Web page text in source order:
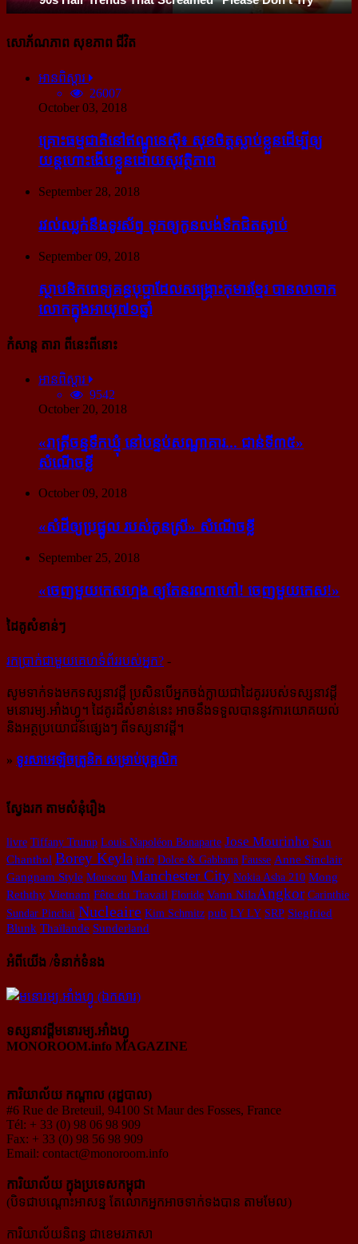
សោភ័ណភាព សុខភាព ជីវិត
អានពិស្ដារ
26007
October 03, 2018
គ្រោះធម្មជាតិនៅឥណ្ឌូនេស៊ី៖ សុខចិត្ត​ស្លាប់​ខ្លួន​ដើម្បី​ឲ្យ​
យន្ដហោះ​ងើប​ខ្លួន​ដោយ​សុវត្ថិភាព
September 28, 2018
រវល់​ឈ្លក់​នឹង​ទូរស័ព្ទ ទុក​ឲ្យ​កូន​លង់​ទឹក​ជិត​ស្លាប់
September 09, 2018
ស្ថាបនិក​ពេទ្យ​គន្ធបុប្ផា​ដែល​សង្គ្រោះ​កុមារ​ខ្មែរ​ បាន​លាចាក​
លោក​ក្នុង​អាយុ​៧១ឆ្នាំ
កំសាន្ដ តារា ពីនេះពីនោះ
អានពិស្ដារ
9542
October 20, 2018
«រាត្រីចន្ទទឹកឃ្មុំ នៅបន្ទប់សណ្ឋាគារ... ជាន់ទី៣៥»
សំណើចខ្លី
October 09, 2018
«សំដី​ឲ្យ​ប្រផ្នូល របស់​កូនស្រី» សំណើចខ្លី
September 25, 2018
«ចេញ​មួយ​កេស​ហ្មង ឲ្យ​តែ​នរណា​ហៅ! ចេញ​មួយ​កេស!»
ដៃគូសំខាន់ៗ
រក​​ប្រាក់​​ជា​​មួយ​​គេហទំព័រ​​របស់​​អ្នក? -
សូម​ទាក់ទង​មក​ទស្សនាវដ្ដី ប្រសិន​បើ​អ្នក​ចង់​ក្លាយ​ជា​ដៃគូរ​របស់​ទស្សនាវដ្ដី​
មនោរម្យ.អាំងហ្វូ។ ដៃ​គូរ​ដ៏​សំខាន់​នេះ អាច​នឹង​ទទួល​បាន​នូវ​ការ​យោគយល់
និង​អត្ថ​ប្រយោជន៍​ផ្សេងៗ ពីទស្សនាវដ្ដី។
» ទូរសាអេឡិចត្រូនិក សម្រាប់បុគ្គលិក
ស្វែងរក តាមសំនុំរឿង
livre Tiffany Trump Louis Napoléon Bonaparte Jose Mourinho Sun
Chanthol Borey Keyla info Dolce & Gabbana Fausse Anne Sinclair
Gangnam Style Mouscou Manchester City Nokia Asha 210 Mong
Reththy Vietnam Fête du Travail Floride Vann Nila​Angkor Carinthie
Sundar Pinchai Nucleaire Kim Schmitz pub LY LY SRP Siegfried
Blunk Thaïlande Sunderland
អំពីយើង /ទំនាក់ទំនង
ទស្សនាវដ្ដីមនោរម្យ.អាំងហ្វូ
MONOROOM.info MAGAZINE
ការិយាល័យ កណ្ដាល (រដ្ឋបាល)
#6 Rue de Breteuil, 94100 St Maur des Fosses, France
Tél: + 33 (0) 98 06 98 909
Fax: + 33 (0) 98 56 98 909
Email: contact@monoroom.info
ការិយាល័យ ក្នុង​ប្រទេស​កម្ពុជា
(បិទជាបណ្ដោះអាសន្ន តែលោកអ្នកអាចទាក់ទងបាន តាមមែល)
ការិយាល័យនិពន្ធ ជាខេមរភាសា